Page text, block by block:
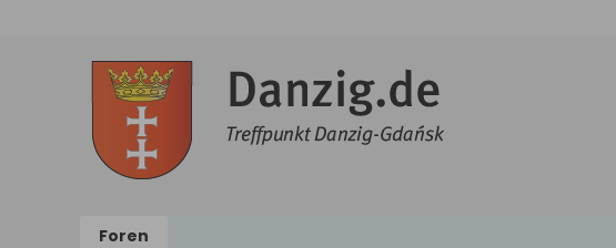
Foren